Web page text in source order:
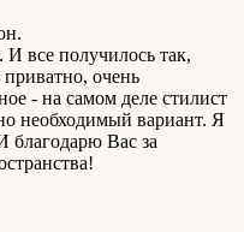
И все получилось так,
очень
- на самом деле стилист
необходимый вариант. Я
благодарю Вас за